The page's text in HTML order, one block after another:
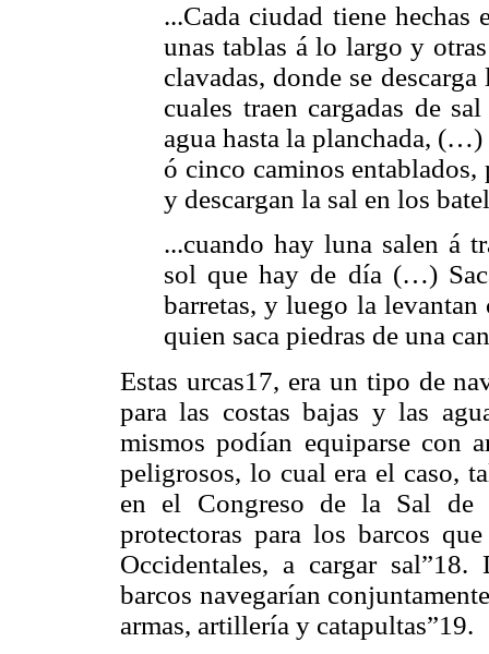
...Cada ciudad tiene hechas
unas tablas á lo largo y
clavadas, donde se
cuales traen cargadas de
agua hasta la planchada,
ó cinco caminos
y descargan la sal en los
...cuando hay luna salen á
sol que hay de día (…)
barretas, y luego la
quien saca piedras de una
Estas urcas17, era un tipo de
para las costas bajas y las
mismos podían equiparse con
peligrosos, lo cual era el caso,
en el Congreso de la Sal de
protectoras para los barcos
Occidentales, a cargar sal”18.
barcos navegarían
armas, artillería y catapultas”19.